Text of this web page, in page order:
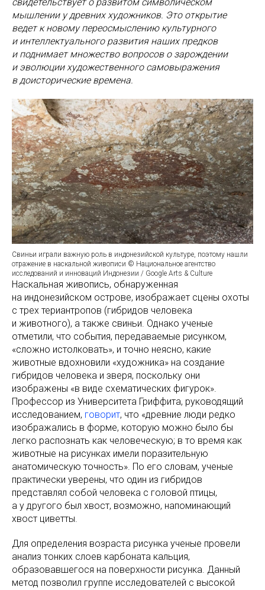
мышлении у древних художников. Это открытие
ведет к новому переосмыслению культурного
и интеллектуального развития наших предков
и поднимает множество вопросов о зарождении
и эволюции художественного самовыражения
в доисторические времена.
Свиньи играли важную роль в индонезийской культуре, поэтому нашли
отражение в наскальной живописи © Национальное агентство
исследований и инноваций Индонезии / Google Arts & Culture
Наскальная живопись, обнаруженная
на индонезийском острове, изображает сцены охоты
с трех териантропов (гибридов человека
и животного), а также свиньи. Однако ученые
отметили, что события, передаваемые рисунком,
«сложно истолковать», и точно неясно, какие
животные вдохновили «художника» на создание
гибридов человека и зверя, поскольку они
изображены «в виде схематических фигурок».
Профессор из Университета Гриффита, руководящий
исследованием, говорит, что «древние люди редко
изображались в форме, которую можно было бы
легко распознать как человеческую; в то время как
животные на рисунках имели поразительную
анатомическую точность». По его словам, ученые
практически уверены, что один из гибридов
представлял собой человека с головой птицы,
а у другого был хвост, возможно, напоминающий
хвост циветты.
Для определения возраста рисунка ученые провели
анализ тонких слоев карбоната кальция,
образовавшегося на поверхности рисунка. Данный
метод позволил группе исследователей с высокой